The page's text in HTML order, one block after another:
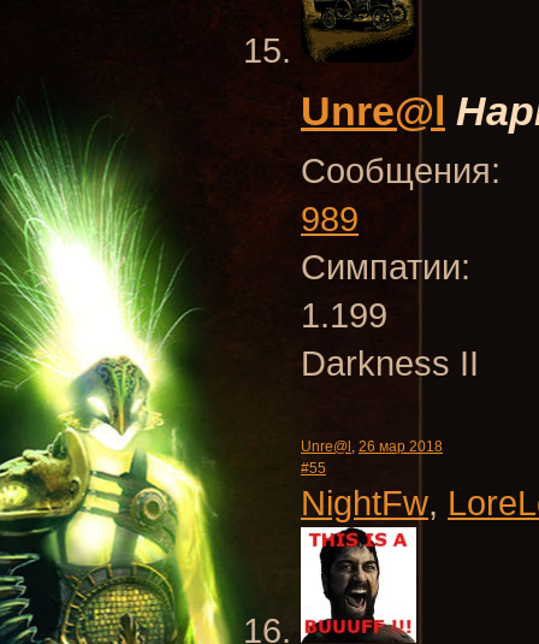
Unre@l
Сообщения:
989
Симпатии:
1.199
Darkness II
Unre@l , 26 мар 2018
#55
NightFw,